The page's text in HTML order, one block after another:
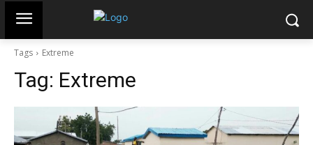
Tags Extreme
Tag: Extreme